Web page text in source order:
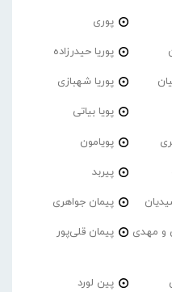
پوری
پوریا حیدرزاده
پوریا شهبازی
پویا بیاتی
پویامون
پیربد
پیمان جواهری
و مهدی
پیمان قلی‌پور
پین لورد